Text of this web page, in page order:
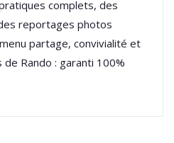
complets, des
reportages photos
partage, convivialité et
Rando : garanti 100%